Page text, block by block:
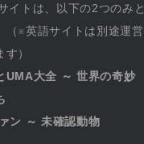
イトは、以下の2つのみと
（※英語サイトは別途運営
）
UMA大全 ～ 世界の奇妙
ン ～ 未確認動物